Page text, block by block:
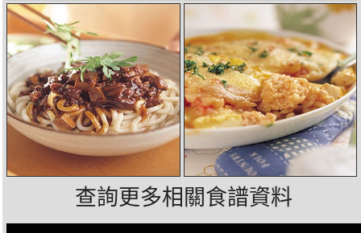
查詢更多相關食譜資料